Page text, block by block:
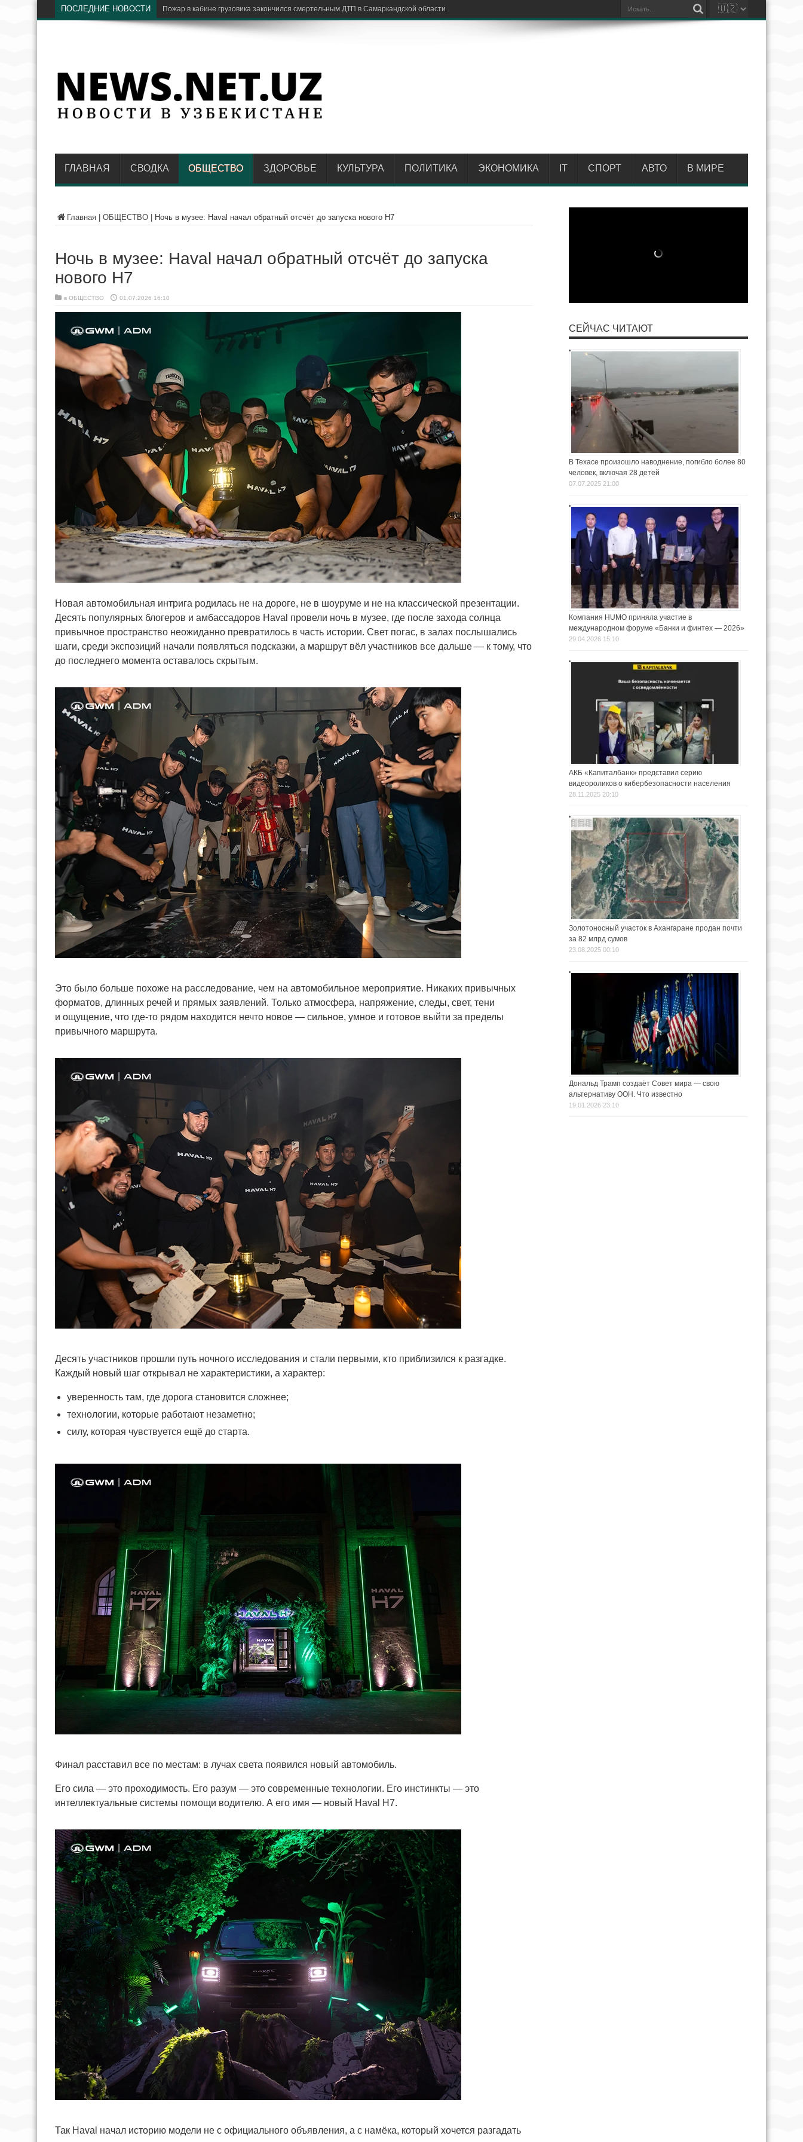
ПОСЛЕДНИЕ НОВОСТИ В Узбекистане раскрыли очередную схему с
ГЛАВНАЯ СВОДКА ОБЩЕСТВО ЗДОРОВЬЕ КУЛЬТУРА ПОЛИТИКА ЭКОНОМИКА IT СПОРТ АВТО В МИРЕ
Главная ОБЩЕСТВО Ночь в музее: Haval начал обратный отсчёт до запуска нового H7
Ночь в музее: Haval начал обратный отсчёт до запуска
нового H7
в ОБЩЕСТВО 01.07.2026 16:10
Новая автомобильная интрига родилась не на дороге, не в шоуруме и не на классической презентации.
Десять популярных блогеров и амбассадоров Haval провели ночь в музее, где после захода солнца
привычное пространство неожиданно превратилось в часть истории. Свет погас, в залах послышались
шаги, среди экспозиций начали появляться подсказки, а маршрут вёл участников все дальше — к тому, что
до последнего момента оставалось скрытым.
Это было больше похоже на расследование, чем на автомобильное мероприятие. Никаких привычных
форматов, длинных речей и прямых заявлений. Только атмосфера, напряжение, следы, свет, тени
и ощущение, что где-то рядом находится нечто новое — сильное, умное и готовое выйти за пределы
привычного маршрута.
Десять участников прошли путь ночного исследования и стали первыми, кто приблизился к разгадке.
Каждый новый шаг открывал не характеристики, а характер:
уверенность там, где дорога становится сложнее;
технологии, которые работают незаметно;
силу, которая чувствуется ещё до старта.
Финал расставил все по местам: в лучах света появился новый автомобиль.
Его сила — это проходимость. Его разум — это современные технологии. Его инстинкты — это
интеллектуальные системы помощи водителю. А его имя — новый Haval H7.
Так Haval начал историю модели не с официального объявления, а с намёка, который хочется разгадать
СЕЙЧАС ЧИТАЮТ
В Техасе произошло наводнение, погибло более 80
человек, включая 28 детей
07.07.2025 21:00
Компания HUMO приняла участие в
международном форуме «Банки и финтех — 2026»
29.04.2026 15:10
АКБ «Капиталбанк» представил серию
видеороликов о кибербезопасности населения
28.11.2025 20:10
Золотоносный участок в Ахангаране продан почти
за 82 млрд сумов
23.08.2025 00:10
Дональд Трамп создаёт Совет мира — свою
альтернативу ООН. Что известно
19.01.2026 23:10